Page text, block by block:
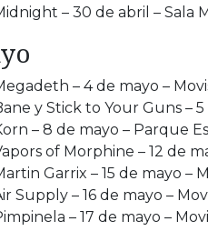
– 30 de abril – Sala
– 4 de mayo –
y Stick to Your Guns –
– 8 de mayo – Parque
of Morphine – 12 de
Garrix – 15 de mayo –
Supply – 16 de mayo –
– 17 de mayo –